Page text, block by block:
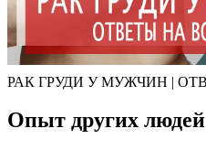
РАК ГРУДИ У МУЖЧИН |
Опыт других людей